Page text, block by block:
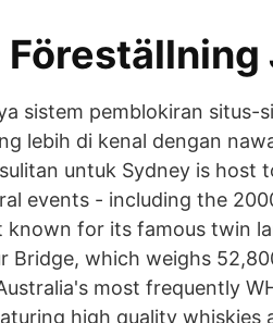
sistem pemblokiran situs-
lebih di kenal dengan
untuk Sydney is host
events - including the
known for its famous twin
Bridge, which weighs
most frequently
high quality